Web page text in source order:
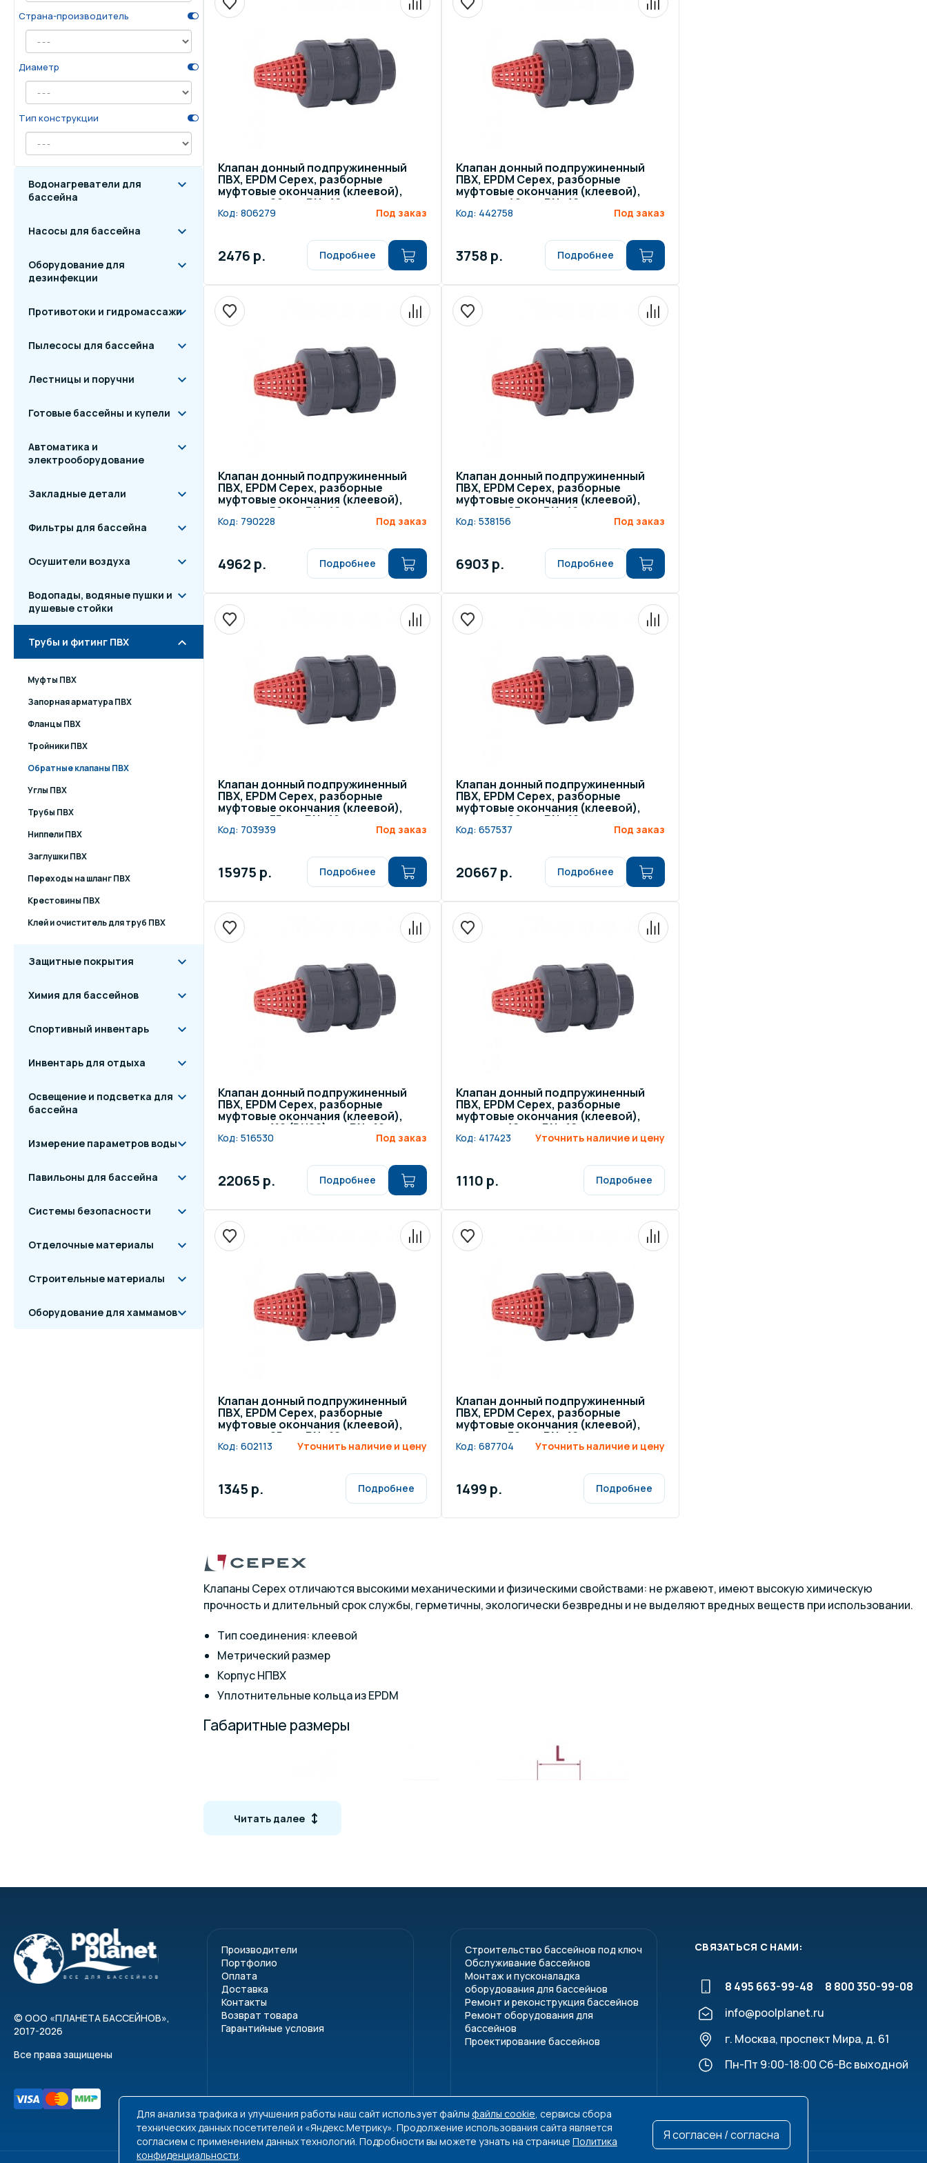
Инвентарь для отдыха
бассейна
Отделочные материалы Строительные материалы
Страна-производитель
Диаметр
Тип конструкции
Водонагреватели для
бассейна
Насосы для бассейна
Оборудование для
дезинфекции
Противотоки и гидромассажи
Пылесосы для бассейна
Лестницы и поручни
Готовые бассейны и купели
Автоматика и
электрооборудование
Закладные детали
Фильтры для бассейна
Осушители воздуха
Водопады, водяные пушки и
душевые стойки
Трубы и фитинг ПВХ
Муфты ПВХ
Запорная арматура ПВХ
Фланцы ПВХ
Тройники ПВХ
Обратные клапаны ПВХ
Углы ПВХ
Трубы ПВХ
Ниппели ПВХ
Заглушки ПВХ
Переходы на шланг ПВХ
Крестовины ПВХ
Клей и очиститель для труб ПВХ
Защитные покрытия
Химия для бассейнов
Спортивный инвентарь
Инвентарь для отдыха
Освещение и подсветка для
бассейна
Измерение параметров воды
Павильоны для бассейна
Системы безопасности
Отделочные материалы
Строительные материалы
Оборудование для хаммамов
Клапан донный подпружиненный
ПВХ, EPDM Cepex, разборные
муфтовые окончания (клеевой),
диаметр 20 мм, PN=16
Код: 806279 Под заказ
2476 р. Подробнее
Клапан донный подпружиненный
ПВХ, EPDM Cepex, разборные
муфтовые окончания (клеевой),
диаметр 40 мм, PN=16
Код: 442758 Под заказ
3758 р. Подробнее
Клапан донный подпружиненный
ПВХ, EPDM Cepex, разборные
муфтовые окончания (клеевой),
диаметр 50 мм, PN=16
Код: 790228 Под заказ
4962 р. Подробнее
Клапан донный подпружиненный
ПВХ, EPDM Cepex, разборные
муфтовые окончания (клеевой),
диаметр 63 мм, PN=16
Код: 538156 Под заказ
6903 р. Подробнее
Клапан донный подпружиненный
ПВХ, EPDM Cepex, разборные
муфтовые окончания (клеевой),
диаметр 75 мм, PN=10
Код: 703939 Под заказ
15975 р. Подробнее
Клапан донный подпружиненный
ПВХ, EPDM Cepex, разборные
муфтовые окончания (клеевой),
диаметр 90 мм, PN=10
Код: 657537 Под заказ
20667 р. Подробнее
Клапан донный подпружиненный
ПВХ, EPDM Cepex, разборные
муфтовые окончания (клеевой),
диаметр 110 (DN80) мм, PN=10
Код: 516530 Под заказ
22065 р. Подробнее
Клапан донный подпружиненный
ПВХ, EPDM Cepex, разборные
муфтовые окончания (клеевой),
диаметр 16 мм, PN=16
Код: 417423 Уточнить наличие и цену
1110 р. Подробнее
Клапан донный подпружиненный
ПВХ, EPDM Cepex, разборные
муфтовые окончания (клеевой),
диаметр 25 мм, PN=16
Код: 602113 Уточнить наличие и цену
1345 р. Подробнее
Клапан донный подпружиненный
ПВХ, EPDM Cepex, разборные
муфтовые окончания (клеевой),
диаметр 32 мм, PN=16
Код: 687704 Уточнить наличие и цену
1499 р. Подробнее
Клапаны Cepex отличаются высокими механическими и физическими свойствами: не ржавеют, имеют высокую химическую
прочность и длительный срок службы, герметичны, экологически безвредны и не выделяют вредных веществ при использовании.
Тип соединения: клеевой
Meтрический размер
Корпус НПВХ
Уплотнительные кольца из EPDM
Габаритные размеры
DN
15 16
08991
15
130
62
08994
40 32 16 26 176
08995
50 40 16 31 202
Читать далее
© ООО «ПЛАНЕТА БАССЕЙНОВ»,
2017-2026
Все права защищены
Производители
Портфолио
Оплата
Доставка
Контакты
Возврат товара
Гарантийные условия
Строительство бассейнов под ключ
Обслуживание бассейнов
Монтаж и пусконаладка
оборудования для бассейнов
Ремонт и реконструкция бассейнов
Ремонт оборудования для
бассейнов
Проектирование бассейнов
СВЯЗАТЬСЯ С НАМИ:
8 495 663-99-48
8 800 350-99-08
info@poolplanet.ru
г. Москва, проспект Мира, д. 61
Пн-Пт 9:00-18:00 Сб-Вс выходной
Для анализа трафика и улучшения работы наш сайт использует файлы файлы cookie, сервисы сбора
технических данных посетителей и «Яндекс.Метрику». Продолжение использования сайта является
согласием с применением данных технологий. Подробности вы можете узнать на странице Политика
конфиденциальности.
Я согласен / согласна